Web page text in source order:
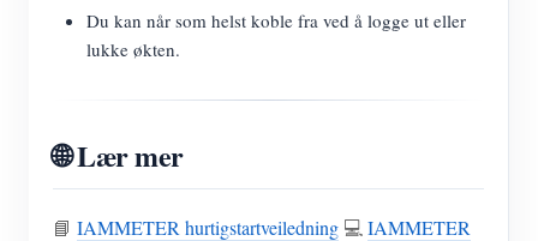
Du kan når som helst koble fra ved å logge ut eller
lukke økten.
🌐 Lær mer
📘 IAMMETER hurtigstartveiledning 💻 IAMMETER